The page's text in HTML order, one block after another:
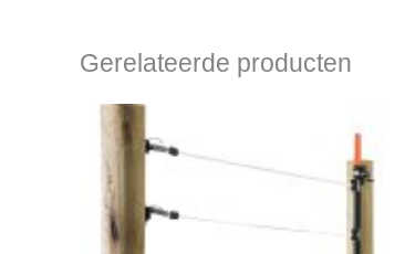
Gerelateerde producten